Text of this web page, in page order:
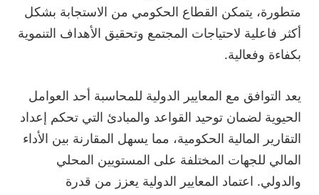
متطورة، يتمكن القطاع الحكومي من الاستجابة بشكل
أكثر فاعلية لاحتياجات المجتمع وتحقيق الأهداف التنموية
بكفاءة وفعالية.
يعد التوافق مع المعايير الدولية للمحاسبة أحد العوامل
الحيوية لضمان توحيد القواعد والمبادئ التي تحكم إعداد
التقارير المالية الحكومية، مما يسهل المقارنة بين الأداء
المالي للجهات المختلفة على المستويين المحلي
والدولي. اعتماد المعايير الدولية يعزز من قدرة